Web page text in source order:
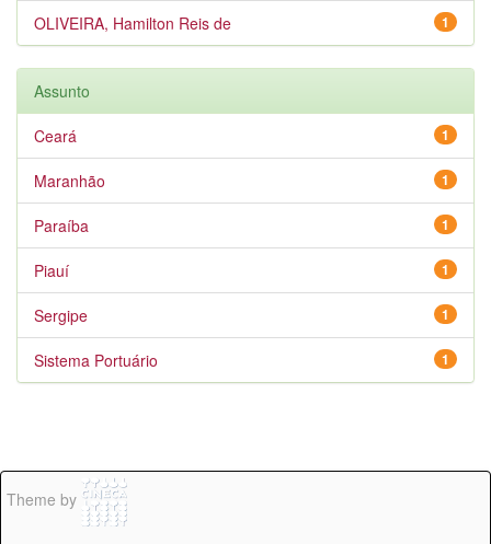
1
OLIVEIRA, Hamilton Reis de
Assunto
1
Ceará
1
Maranhão
1
Paraíba
1
Piauí
1
Sergipe
1
Sistema Portuário
Theme by